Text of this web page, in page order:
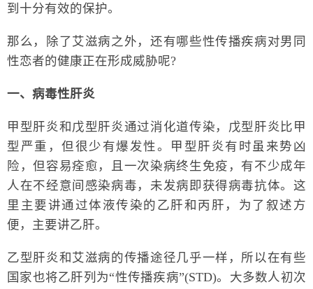
到十分有效的保护。
那么，除了艾滋病之外，还有哪些性传播疾病对男同
性恋者的健康正在形成威胁呢?
一、病毒性肝炎
甲型肝炎和戊型肝炎通过消化道传染，戊型肝炎比甲
型严重，但很少有爆发性。甲型肝炎有时虽来势凶
险，但容易痊愈，且一次染病终生免疫，有不少成年
人在不经意间感染病毒，未发病即获得病毒抗体。这
里主要讲通过体液传染的乙肝和丙肝，为了叙述方
便，主要讲乙肝。
乙型肝炎和艾滋病的传播途径几乎一样，所以在有些
国家也将乙肝列为“性传播疾病”(STD)。大多数人初次